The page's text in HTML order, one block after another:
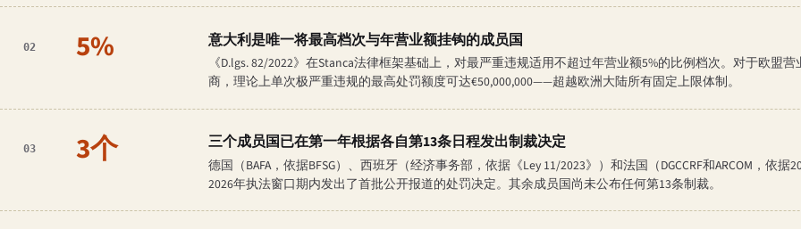
02 5% 意大利是唯一将最高档次与年营业额挂钩的成员国
《D.lgs. 82/2022》在Stanca法律框架基础上，对最严重违规适用不超过年营业额5%的比例档次。对于欧盟
商，理论上单次极严重违规的最高处罚额度可达€50,000,000——超越欧洲大陆所有固定上限体制。
03 3个 三个成员国已在第一年根据各自第13条日程发出制裁决定
德国（BAFA，依据BFSG）、西班牙（经济事务部，依据《Ley 11/2023》）和法国（DGCCRF和ARCOM，依据
2026年执法窗口期内发出了首批公开报道的处罚决定。其余成员国尚未公布任何第13条制裁。